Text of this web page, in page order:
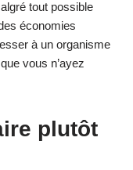
tout possible
économies
à un organisme
vous n’ayez
plutôt